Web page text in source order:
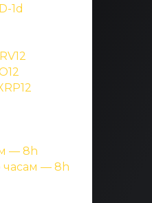
1d
— 8h
— 8h